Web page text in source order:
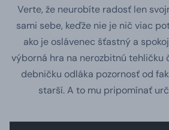
Verte, že neurobíte radosť len
sami sebe, keďže nie je nič viac
ako je oslávenec šťastný a
výborná hra na nerozbitnú tehličku
debničku odláka pozornosť od
starší. A to mu pripomínať